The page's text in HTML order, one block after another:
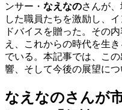
ンサー・ なえなのさんが
した職員たちを激励し、
ドバイスを贈った。その
え、これからの時代を生
でいる。本記事では、こ
響、そして今後の展望につ
なえなのさんが